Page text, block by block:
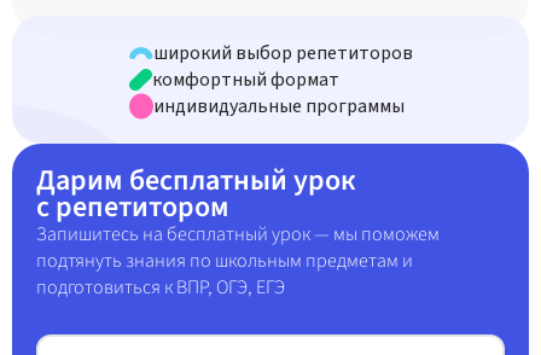
широкий выбор репетиторов
комфортный формат
индивидуальные программы
Дарим бесплатный урок
с репетитором
Запишитесь на бесплатный урок — мы поможем
подтянуть знания по школьным предметам и
подготовиться к ВПР, ОГЭ, ЕГЭ